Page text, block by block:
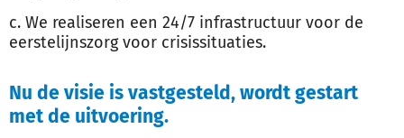
c. We realiseren een 24/7 infrastructuur voor de
eerstelijnszorg voor crisissituaties.
Nu de visie is vastgesteld, wordt gestart
met de uitvoering.